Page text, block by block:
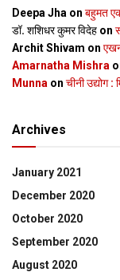
Deepa Jha on बहुमत
डॉ. शशिधर कुमर विदेह on
Archit Shivam on
Amarnatha Mishra
Munna on चीनी उद्योग
Archives
January 2021
December 2020
October 2020
September 2020
August 2020